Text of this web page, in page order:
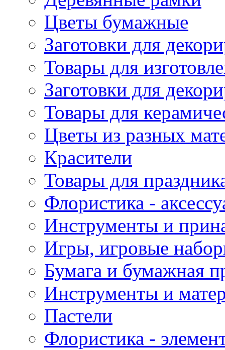
Цветы бумажные
Заготовки для
Товары для
Заготовки для
Товары для
Цветы из разных
Красители
Товары для
Флористика -
Инструменты и
Игры, игровые
Бумага и бумажная
Инструменты и
Пастели
Флористика -